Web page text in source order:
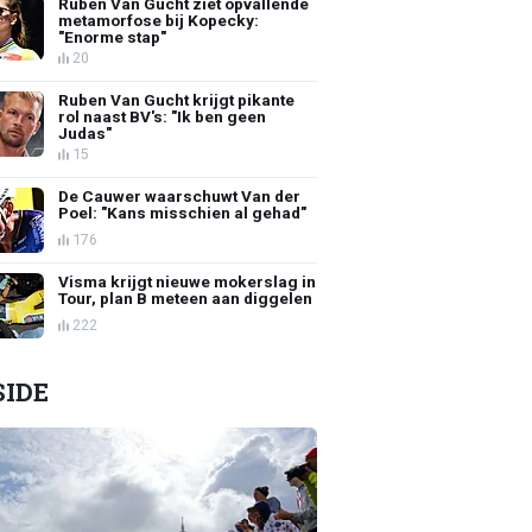
metamorfose bij Kopecky:
"Enorme stap"
20
Ruben Van Gucht krijgt pikante
rol naast BV's: "Ik ben geen
Judas"
15
De Cauwer waarschuwt Van der
Poel: "Kans misschien al gehad"
176
Visma krijgt nieuwe mokerslag in
Tour, plan B meteen aan diggelen
222